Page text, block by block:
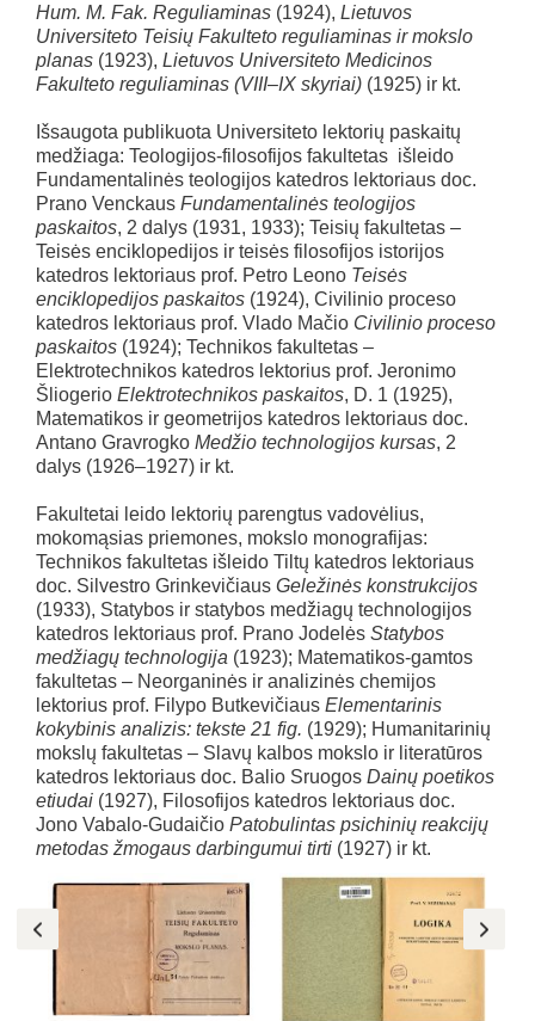
Hum. M. Fak. Reguliaminas (1924), Lietuvos
Universiteto Teisių Fakulteto reguliaminas ir mokslo
planas (1923), Lietuvos Universiteto Medicinos
Fakulteto reguliaminas (VIII–IX skyriai) (1925) ir kt.
Išsaugota publikuota Universiteto lektorių paskaitų
medžiaga: Teologijos-filosofijos fakultetas išleido
Fundamentalinės teologijos katedros lektoriaus doc.
Prano Venckaus Fundamentalinės teologijos
paskaitos, 2 dalys (1931, 1933); Teisių fakultetas –
Teisės enciklopedijos ir teisės filosofijos istorijos
katedros lektoriaus prof. Petro Leono Teisės
enciklopedijos paskaitos (1924), Civilinio proceso
katedros lektoriaus prof. Vlado Mačio Civilinio proceso
paskaitos (1924); Technikos fakultetas –
Elektrotechnikos katedros lektorius prof. Jeronimo
Šliogerio Elektrotechnikos paskaitos, D. 1 (1925),
Matematikos ir geometrijos katedros lektoriaus doc.
Antano Gravrogko Medžio technologijos kursas, 2
dalys (1926–1927) ir kt.
Fakultetai leido lektorių parengtus vadovėlius,
mokomąsias priemones, mokslo monografijas:
Technikos fakultetas išleido Tiltų katedros lektoriaus
doc. Silvestro Grinkevičiaus Geležinės konstrukcijos
(1933), Statybos ir statybos medžiagų technologijos
katedros lektoriaus prof. Prano Jodelės Statybos
medžiagų technologija (1923); Matematikos-gamtos
fakultetas – Neorganinės ir analizinės chemijos
lektorius prof. Filypo Butkevičiaus Elementarinis
kokybinis analizis: tekste 21 fig. (1929); Humanitarinių
mokslų fakultetas – Slavų kalbos mokslo ir literatūros
katedros lektoriaus doc. Balio Sruogos Dainų poetikos
etiudai (1927), Filosofijos katedros lektoriaus doc.
Jono Vabalo-Gudaičio Patobulintas psichinių reakcijų
metodas žmogaus darbingumui tirti (1927) ir kt.